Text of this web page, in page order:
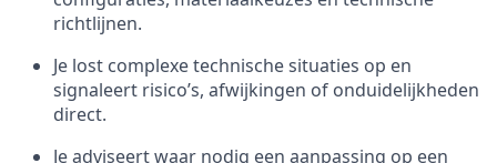
richtlijnen.
Je lost complexe technische situaties op en
signaleert risico’s, afwijkingen of onduidelijkheden
direct.
Je adviseert waar nodig een aanpassing op een